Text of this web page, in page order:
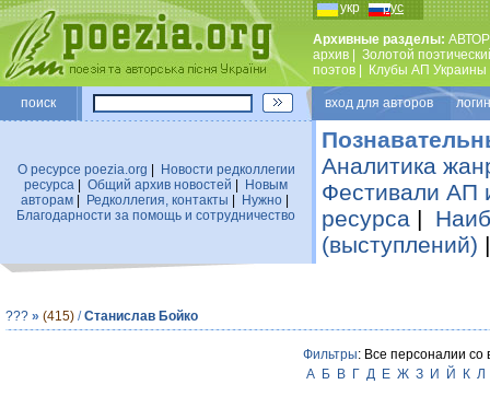
укр рус
Архивные разделы:
архив
Золотой
поэтов
Клубы АП Украины
поиск вход для авторов
О ресурсе poezia.org
Новости редколлегии
ресурса
Общий архив новостей
Новым
авторам| Редколлегия, контакты Нужно|
Благодарности за помощь и сотрудничество
Аналитика
Фестивали АП
ресурса |
(выступлений)
??? » (415) /Станислав Бойко
Фильтры: Все персоналии со
А
Б В Г Д Е Ж З И Й К Л